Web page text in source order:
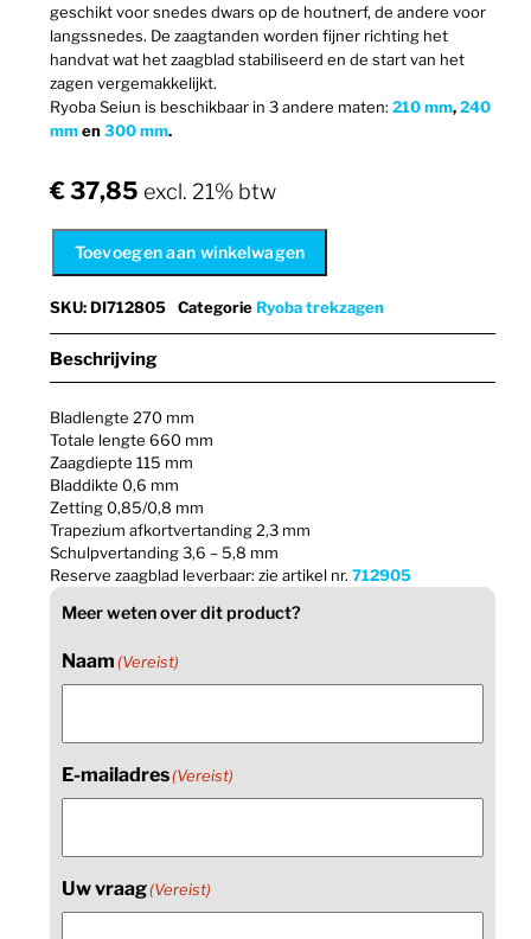
geschikt voor snedes dwars op de houtnerf, de andere voor
langssnedes. De zaagtanden worden fijner richting het
handvat wat het zaagblad stabiliseerd en de start van het
zagen vergemakkelijkt.
Ryoba Seiun is beschikbaar in 3 andere maten:210 mm,240
mmen300 mm.
€37,85 excl. 21% btw
Toevoegen aan winkelwagen
SKU:DI712805 CategorieRyoba trekzagen
Beschrijving
Bladlengte 270 mm
Totale lengte 660 mm
Zaagdiepte 115 mm
Bladdikte 0,6 mm
Zetting 0,85/0,8 mm
Trapezium afkortvertanding 2,3 mm
Schulpvertanding 3,6 – 5,8 mm
Reserve zaagblad leverbaar: zie artikel nr.712905
Meer weten over dit product?
Naam (Vereist)
E-mailadres(Vereist)
Uw vraag(Vereist)